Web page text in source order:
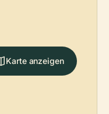
Karte anzeigen